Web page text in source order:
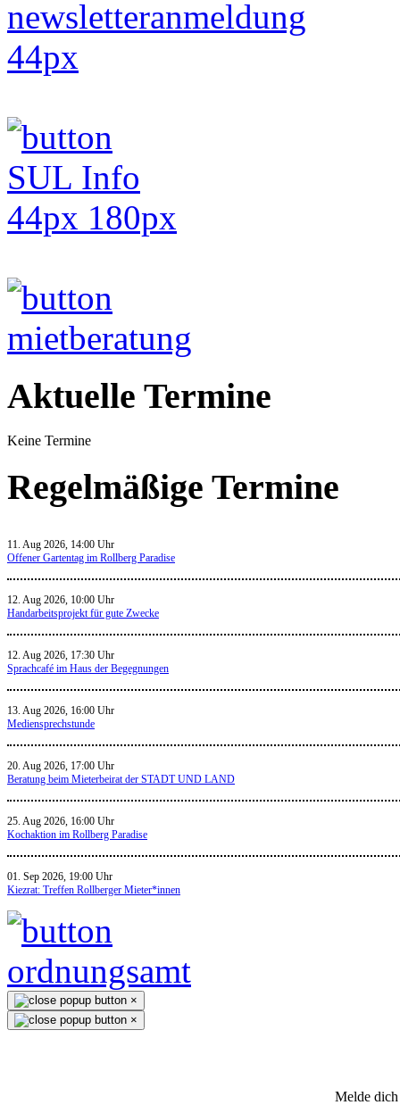
Aktuelle Termine
Keine Termine
Regelmäßige Termine
11. Aug 2026, 14:00 Uhr
Offener Gartentag im Rollberg Paradise
12. Aug 2026, 10:00 Uhr
Handarbeitsprojekt für gute Zwecke
12. Aug 2026, 17:30 Uhr
Sprachcafé im Haus der Begegnungen
13. Aug 2026, 16:00 Uhr
Mediensprechstunde
20. Aug 2026, 17:00 Uhr
Beratung beim Mieterbeirat der STADT UND LAND
25. Aug 2026, 16:00 Uhr
Kochaktion im Rollberg Paradise
01. Sep 2026, 19:00 Uhr
Kiezrat: Treffen Rollberger Mieter*innen
×
×
Melde